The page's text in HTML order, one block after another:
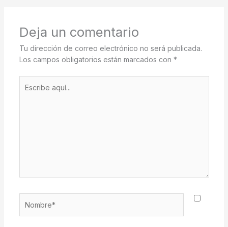
Deja un comentario
Tu dirección de correo electrónico no será publicada.
Los campos obligatorios están marcados con *
aquí...